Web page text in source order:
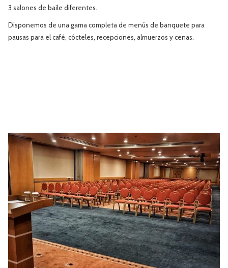
3 salones de baile diferentes.
Disponemos de una gama completa de menús de banquete para
pausas para el café, cócteles, recepciones, almuerzos y cenas.